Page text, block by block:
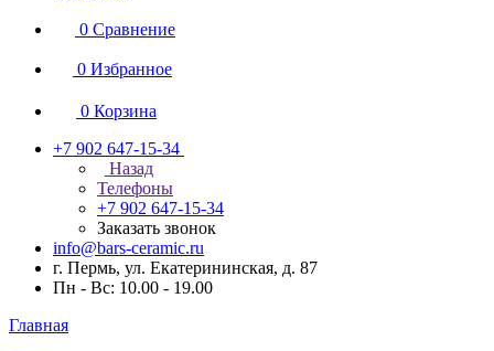
0 Сравнение
0 Избранное
0 Корзина
+7 902 647-15-34
Назад
Телефоны
+7 902 647-15-34
Заказать звонок
info@bars-ceramic.ru
г. Пермь, ул. Екатерининская, д. 87
Пн - Вс: 10.00 - 19.00
Главная